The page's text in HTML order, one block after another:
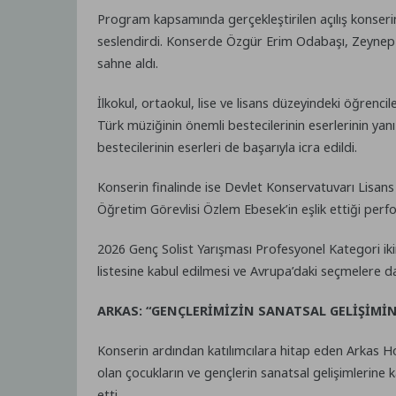
Program kapsamında gerçekleştirilen açılış
seslendirdi. Konserde Özgür Erim Odabaşı,
sahne aldı.
İlkokul, ortaokul, lise ve lisans düzeyindeki
Türk müziğinin önemli bestecilerinin eserlerinin
bestecilerinin eserleri de başarıyla icra edildi.
Konserin finalinde ise Devlet Konservatuvarı
Öğretim Görevlisi Özlem Ebesek’in eşlik ettiği
2026 Genç Solist Yarışması Profesyonel Kategori
listesine kabul edilmesi ve Avrupa’daki seçmelere
ARKAS: “GENÇLERİMİZİN SANATSAL
Konserin ardından katılımcılara hitap eden
olan çocukların ve gençlerin sanatsal gelişimlerine